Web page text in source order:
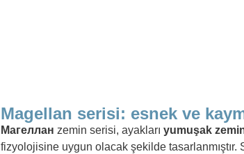
Magellan serisi: esnek ve
Магеллан zemin serisi, ayakları yumuşak
fizyolojisine uygun olacak şekilde